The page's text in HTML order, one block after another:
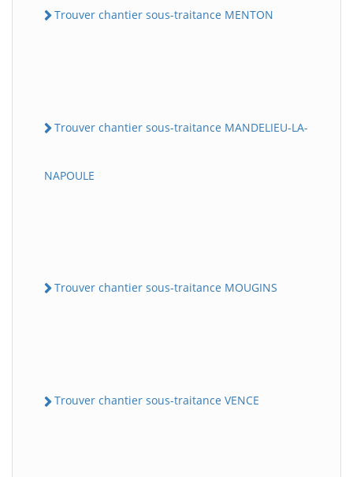
Trouver chantier sous-traitance MENTON
Trouver chantier sous-traitance MANDELIEU-LA-
NAPOULE
Trouver chantier sous-traitance MOUGINS
Trouver chantier sous-traitance VENCE